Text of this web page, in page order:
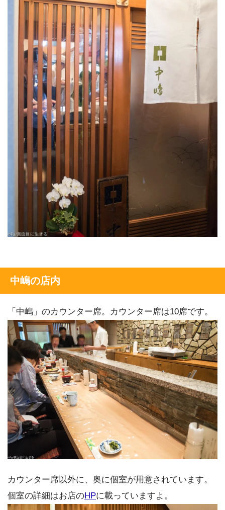
中嶋の店内
「中嶋」のカウンター席。カウンター席は10席です。
カウンター席以外に、奥に個室が用意されています。
個室の詳細はお店のHPに載っていますよ。